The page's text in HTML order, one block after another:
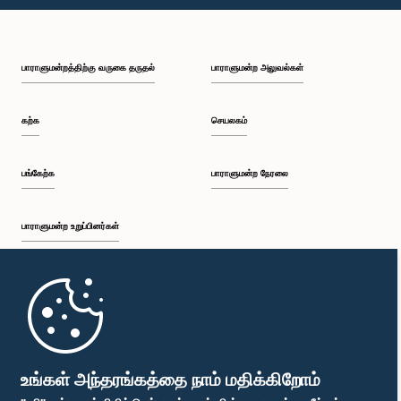
உங்கள் அந்தரங்கத்தை நாம் மதிக்கிறோம்
பி.ப. 1:59 - பி.ப. 2:10
பி.ப. 2:19 - பி.ப. 2:29
பி.ப. 2:37 - பி.ப. 2:46
பாராளுமன்றத்திற்கு வருகை தருதல்
கற்க
பங்கேற்க
பாராளுமன்ற உறுப்பினர்கள்
முதற்பக்கம்
பாராளுமன்ற அலுவல்கள்
செயலகம்
பாராளுமன்ற நேரலை
பாராளுமன்ற கையடக்க செயலி